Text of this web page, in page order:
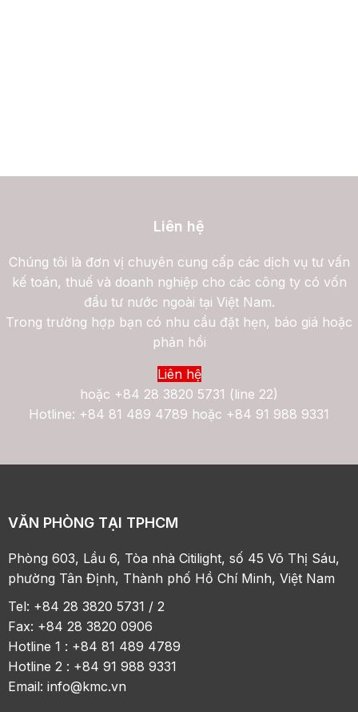
Liên hệ
Chúng tôi là đơn vị chuyên cung cấp các dịch vụ tư vấn
kế toán, thuế và doanh nghiệp cho các công ty có vốn
đầu tư nước ngoài tại Việt Nam.
Trong trường hợp bạn có nhu cầu đặt hẹn, báo giá hoặc
phản hồi
Liên hệ
hoặc +84 28 3820 5731 (line 22)
Hotline: +84 81 489 4789 hoặc +84 91 988 9331
VĂN PHÒNG TẠI TPHCM
Phòng 603, Lầu 6, Tòa nhà Citilight, số 45 Võ Thị Sáu,
phường Tân Định, Thành phố Hồ Chí Minh, Việt Nam
Tel: +84 28 3820 5731 / 2
Fax: +84 28 3820 0906
Hotline 1 : +84 81 489 4789
Hotline 2 : +84 91 988 9331
Email:info@kmc.vn